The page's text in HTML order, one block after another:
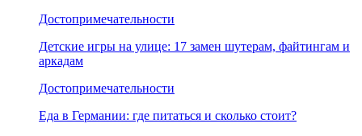
Достопримечательности
Детские игры на улице: 17 замен шутерам, файтингам и
аркадам
Достопримечательности
Еда в Германии: где питаться и сколько стоит?